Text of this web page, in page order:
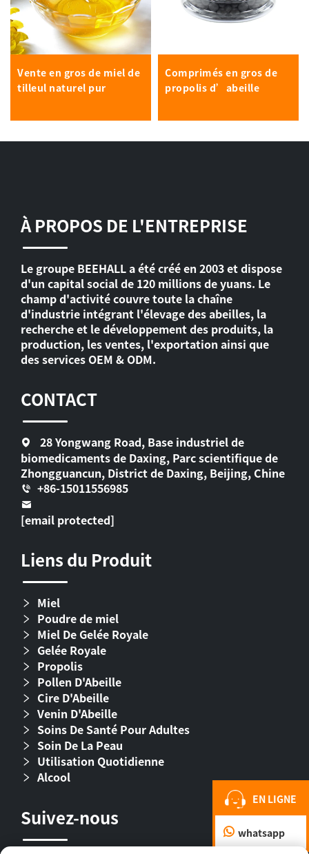
Vente en gros de miel de
tilleul naturel pur
Comprimés en gros de
propolis d’abeille
EN LIGNE
whatsapp
À PROPOS DE L'ENTREPRISE
Le groupe BEEHALL a été créé en 2003 et dispose
d'un capital social de 120 millions de yuans. Le
champ d'activité couvre toute la chaîne
d'industrie intégrant l'élevage des abeilles, la
recherche et le développement des produits, la
production, les ventes, l'exportation ainsi que
des services OEM & ODM.
CONTACT
28 Yongwang Road, Base industriel de
biomedicaments de Daxing, Parc scientifique de
Zhongguancun, District de Daxing, Beijing, Chine
+86-15011556985
[email protected]
Liens du Produit
Miel
Poudre de miel
Miel De Gelée Royale
Gelée Royale
Propolis
Pollen D'Abeille
Cire D'Abeille
Venin D'Abeille
Soins De Santé Pour Adultes
Soin De La Peau
Utilisation Quotidienne
Alcool
Suivez-nous